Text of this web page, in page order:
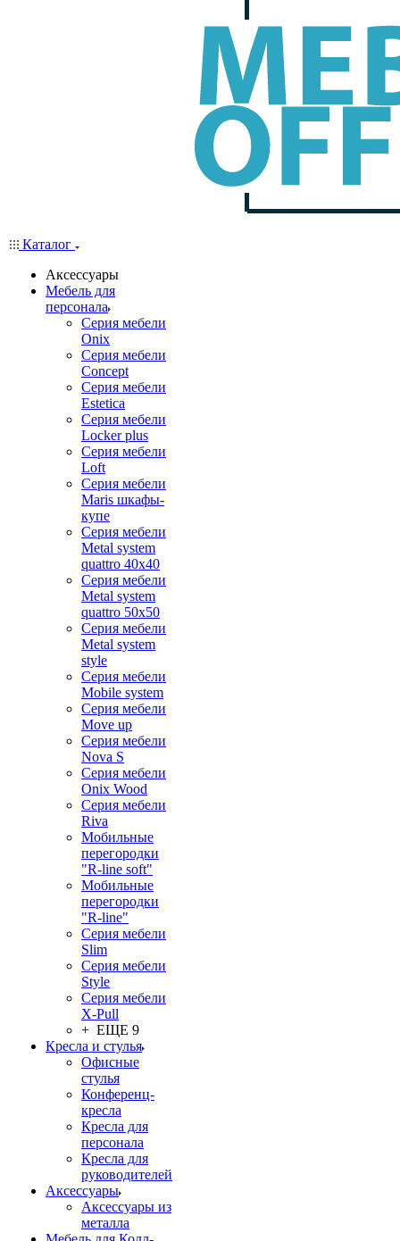
Каталог
Аксессуары
Мебель для
персонала
Серия мебели
Onix
Серия мебели
Concept
Серия мебели
Estetica
Серия мебели
Locker plus
Серия мебели
Loft
Серия мебели
Maris шкафы-
купе
Серия мебели
Metal system
quattro 40x40
Серия мебели
Metal system
quattro 50x50
Серия мебели
Metal system
style
Серия мебели
Mobile system
Серия мебели
Move up
Серия мебели
Nova S
Серия мебели
Onix Wood
Серия мебели
Riva
Мобильные
перегородки
"R-line soft"
Мобильные
перегородки
"R-line"
Серия мебели
Slim
Серия мебели
Style
Серия мебели
X-Pull
+ ЕЩЕ 9
Кресла и стулья
Офисные
стулья
Конференц-
кресла
Кресла для
персонала
Кресла для
руководителей
Аксессуары
Аксессуары из
металла